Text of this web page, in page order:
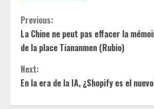
C
o
n
t
Previous:
La Chine ne peut pas effacer la
de la place Tiananmen (Rubio)
Next:
En la era de la IA, ¿Shopify es el